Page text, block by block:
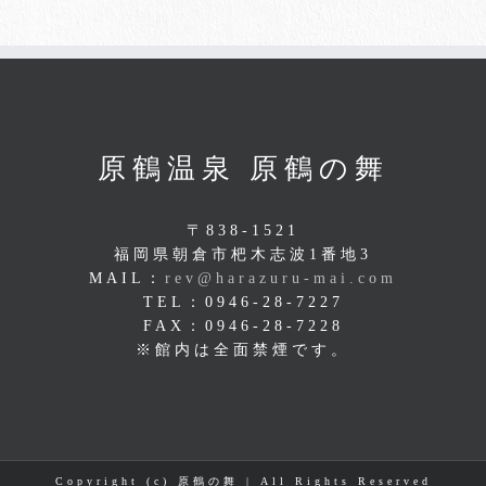
原鶴温泉 原鶴の舞
〒838-1521
福岡県朝倉市杷木志波1番地3
MAIL： rev@harazuru-mai.com
TEL：0946-28-7227
FAX：0946-28-7228
※館内は全面禁煙です。
Copyright (c) 原鶴の舞 | All Rights Reserved